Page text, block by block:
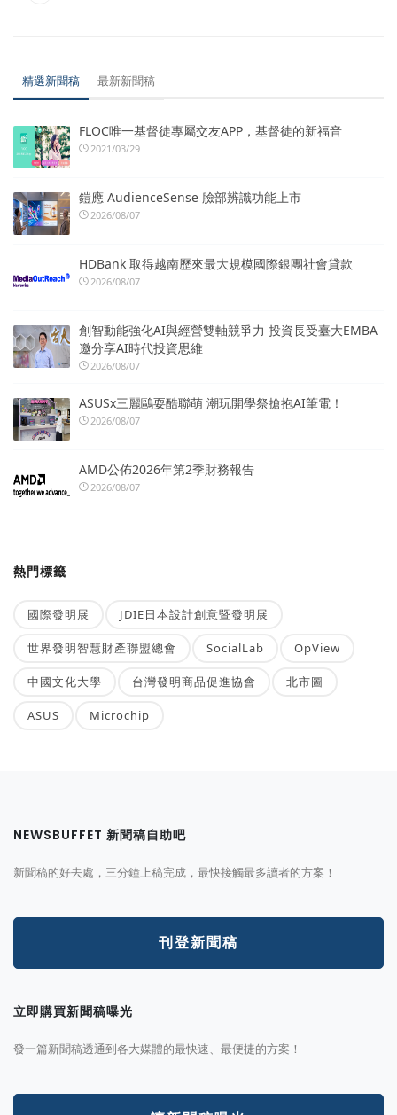
精選新聞稿 最新新聞稿
FLOC唯一基督徒專屬交友APP，基督徒的新福音
2021/03/29
鎧應 AudienceSense 臉部辨識功能上市
2026/08/07
HDBank 取得越南歷來最大規模國際銀團社會貸款
2026/08/07
創智動能強化AI與經營雙軸競爭力 投資長受臺大EMBA
邀分享AI時代投資思維
2026/08/07
ASUSx三麗鷗耍酷聯萌 潮玩開學祭搶抱AI筆電！
2026/08/07
AMD公佈2026年第2季財務報告
2026/08/07
熱門標籤
國際發明展 JDIE日本設計創意暨發明展
世界發明智慧財產聯盟總會 SocialLab OpView
中國文化大學 台灣發明商品促進協會 北市圖
ASUS Microchip
NEWSBUFFET 新聞稿自助吧
新聞稿的好去處，三分鐘上稿完成，最快接觸最多讀者的方案！
刊登新聞稿
立即購買新聞稿曝光
發一篇新聞稿透通到各大媒體的最快速、最便捷的方案！